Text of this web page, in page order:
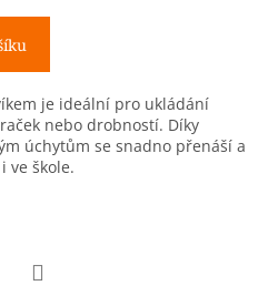
je ideální pro ukládání
nebo drobností. Díky
úchytům se snadno přenáší a
ve škole.